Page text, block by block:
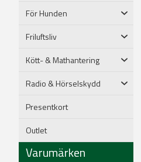
För Hunden
Friluftsliv
Kött- & Mathantering
Radio & Hörselskydd
Presentkort
Outlet
Varumärken